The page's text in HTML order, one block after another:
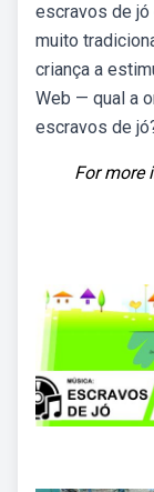
escravos de jó
muito
criança a
Web — qual a
escravos de
For more